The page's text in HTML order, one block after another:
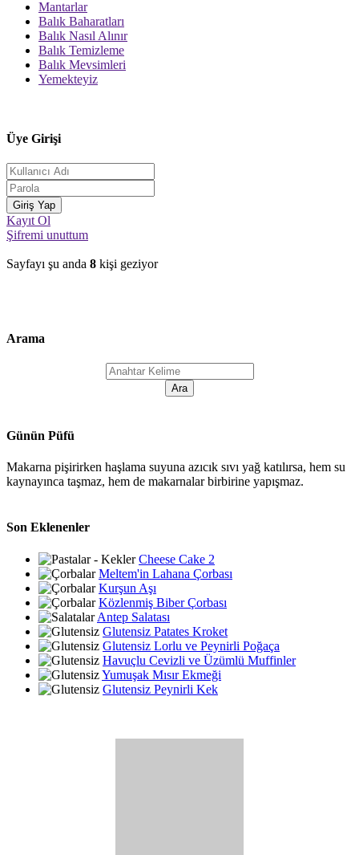
Mantarlar
Balık Baharatları
Balık Nasıl Alınır
Balık Temizleme
Balık Mevsimleri
Yemekteyiz
Üye Girişi
Kayıt Ol
Şifremi unuttum
Sayfayı şu anda 8 kişi geziyor
Arama
Günün Püfü
Makarna pişirirken haşlama suyuna azıcık sıvı yağ katılırsa, hem su
kaynayınca taşmaz, hem de makarnalar birbirine yapışmaz.
Son Eklenenler
Cheese Cake 2
Meltem'in Lahana Çorbası
Kurşun Aşı
Közlenmiş Biber Çorbası
Antep Salatası
Glutensiz Patates Kroket
Glutensiz Lorlu ve Peynirli Poğaça
Havuçlu Cevizli ve Üzümlü Muffinler
Yumuşak Mısır Ekmeği
Glutensiz Peynirli Kek